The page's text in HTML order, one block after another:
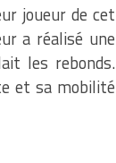
joueur de cet
a réalisé une
les rebonds.
et sa mobilité